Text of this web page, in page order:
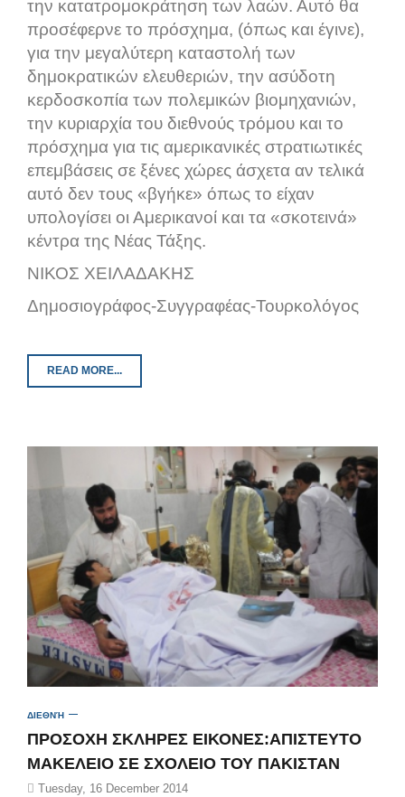
την κατατρομοκράτηση των λαών. Αυτό θα
προσέφερνε το πρόσχημα, (όπως και έγινε),
για την μεγαλύτερη καταστολή των
δημοκρατικών ελευθεριών, την ασύδοτη
κερδοσκοπία των πολεμικών βιομηχανιών,
την κυριαρχία του διεθνούς τρόμου και το
πρόσχημα για τις αμερικανικές στρατιωτικές
επεμβάσεις σε ξένες χώρες άσχετα αν τελικά
αυτό δεν τους «βγήκε» όπως το είχαν
υπολογίσει οι Αμερικανοί και τα «σκοτεινά»
κέντρα της Νέας Τάξης.
ΝΙΚΟΣ ΧΕΙΛΑΔΑΚΗΣ
Δημοσιογράφος-Συγγραφέας-Τουρκολόγος
READ MORE...
ΔΙΕΘΝΉ
ΠΡΟΣΟΧΗ ΣΚΛΗΡΕΣ ΕΙΚΟΝΕΣ:ΑΠΙΣΤΕΥΤΟ
ΜΑΚΕΛΕΙΟ ΣΕ ΣΧΟΛΕΙΟ ΤΟΥ ΠΑΚΙΣΤΑΝ
Tuesday, 16 December 2014